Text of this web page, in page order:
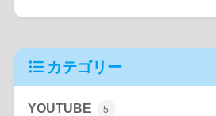
カテゴリー
YOUTUBE 5